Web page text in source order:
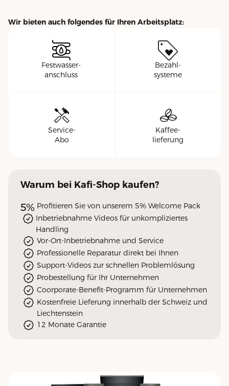
Wir bieten auch folgendes für Ihren Arbeitsplatz:
Festwasser-
anschluss
Bezahl-
systeme
Service-
Abo
Kaffee-
lieferung
Warum bei Kafi-Shop kaufen?
5% Profitieren Sie von unserem 5% Welcome Pack
Inbetriebnahme Videos für unkompliziertes
Handling
Vor-Ort-Inbetriebnahme und Service
Professionelle Reparatur direkt bei Ihnen
Support-Videos zur schnellen Problemlösung
Probestellung für Ihr Unternehmen
Coorporate-Benefit-Programm für Unternehmen
Kostenfreie Lieferung innerhalb der Schweiz und
Liechtenstein
12 Monate Garantie